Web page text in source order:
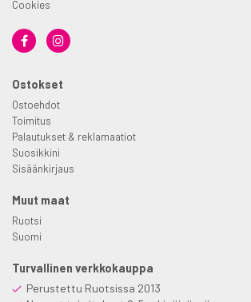
Cookies
Ostokset
Ostoehdot
Toimitus
Palautukset & reklamaatiot
Suosikkini
Sisäänkirjaus
Muut maat
Ruotsi
Suomi
Turvallinen verkkokauppa
Perustettu Ruotsissa 2013